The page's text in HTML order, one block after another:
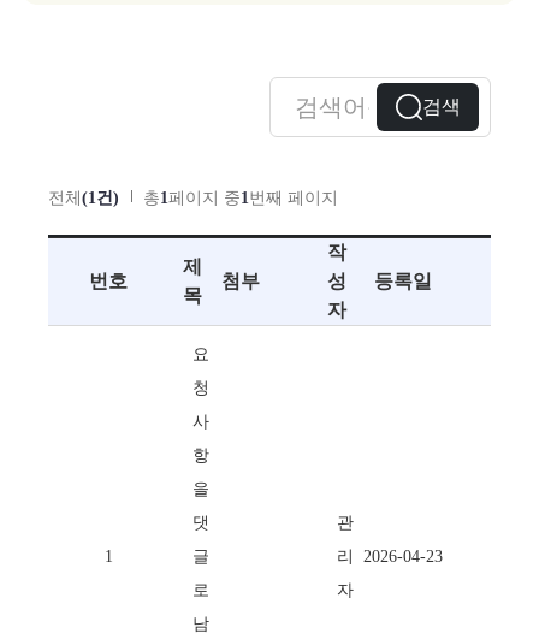
검색
전체 (1건) 총1페이지 중1번째 페이지
번호
제
목
첨부
작
성
자
등록일
1
요
청
사
항
을
댓
글
로
남
관
리
자
2026-04-23